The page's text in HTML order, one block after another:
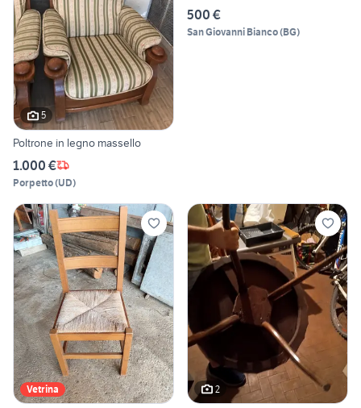
5
Poltrone in legno massello
1.000 €
Porpetto(UD)
500 €
San Giovanni Bianco(BG)
Vetrina 2